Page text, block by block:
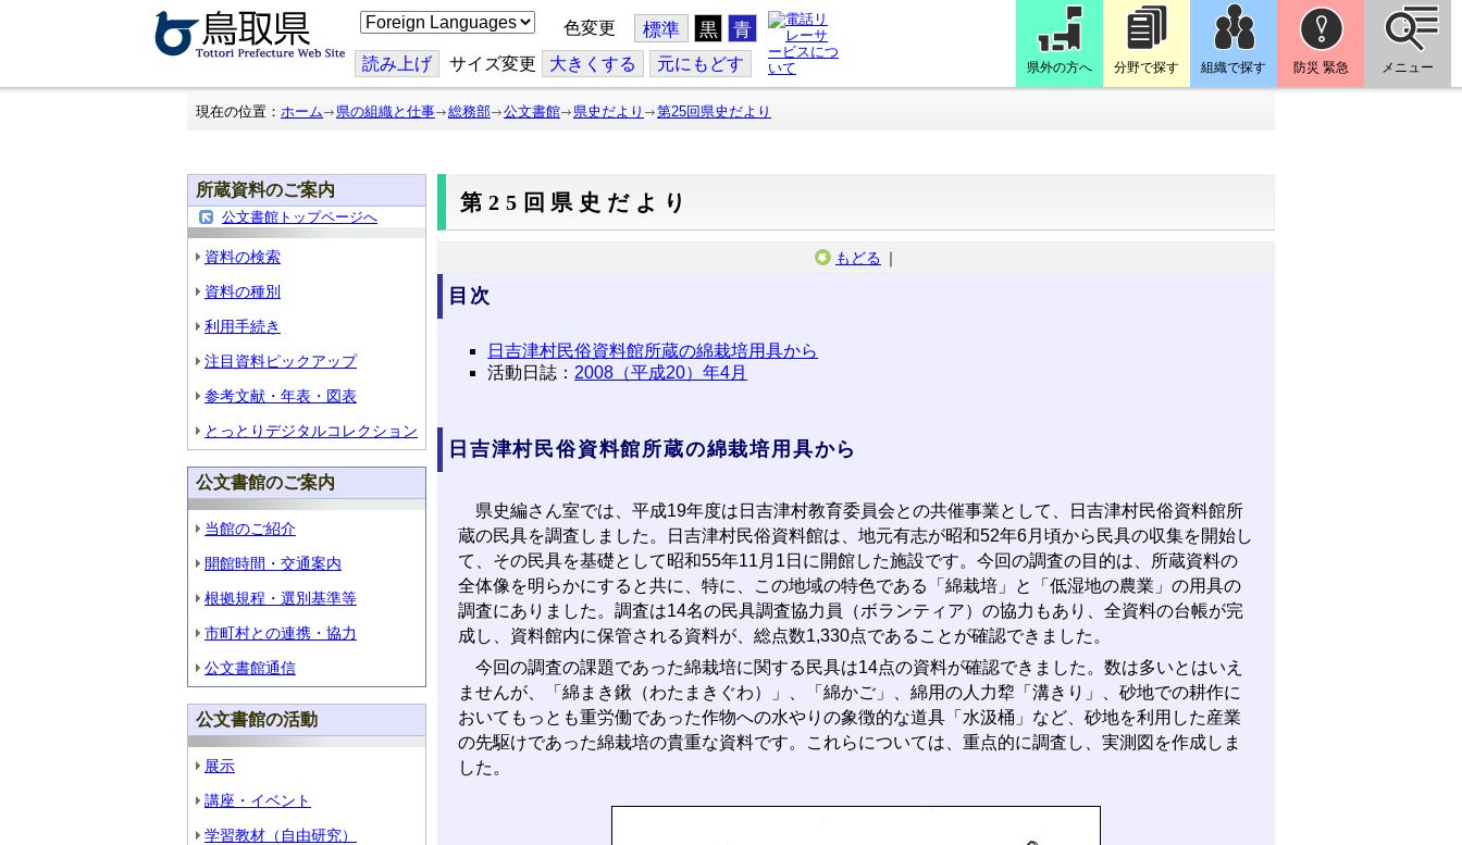
こ
の
ジ
を
翻
色変更 標準 黒 青
読み上げ サイズ変更 大きくする 元にもどす 県外の方へ 分野で探す 組織で探す 防災 緊急 メニュー
現在の位置： ホーム 県の組織と仕事 総務部 公文書館 県史だより 第25回県史だより
所蔵資料のご案内
公文書館トップページへ
資料の検索
資料の種別
利用手続き
注目資料ピックアップ
参考文献・年表・図表
とっとりデジタルコレクション
公文書館のご案内
当館のご紹介
開館時間・交通案内
根拠規程・選別基準等
市町村との連携・協力
公文書館通信
公文書館の活動
展示
講座・イベント
学習教材（自由研究）
第25回県史だより
もどる ｜
目次
日吉津村民俗資料館所蔵の綿栽培用具から
活動日誌： 2008（平成20）年4月
日吉津村民俗資料館所蔵の綿栽培用具から
県史編さん室では、平成19年度は日吉津村教育委員会との共催事業として、日吉津村民俗資料館所
蔵の民具を調査しました。日吉津村民俗資料館は、地元有志が昭和52年6月頃から民具の収集を開始し
て、その民具を基礎として昭和55年11月1日に開館した施設です。今回の調査の目的は、所蔵資料の
全体像を明らかにすると共に、特に、この地域の特色である「綿栽培」と「低湿地の農業」の用具の
調査にありました。調査は14名の民具調査協力員（ボランティア）の協力もあり、全資料の台帳が完
成し、資料館内に保管される資料が、総点数1,330点であることが確認できました。
今回の調査の課題であった綿栽培に関する民具は14点の資料が確認できました。数は多いとはいえ
ませんが、「綿まき鍬（わたまきぐわ）」、「綿かご」、綿用の人力犂「溝きり」、砂地での耕作に
おいてもっとも重労働であった作物への水やりの象徴的な道具「水汲桶」など、砂地を利用した産業
の先駆けであった綿栽培の貴重な資料です。これらについては、重点的に調査し、実測図を作成しま
した。